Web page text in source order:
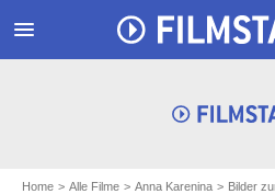
menu
Home Alle Filme Anna Karenina Bilder